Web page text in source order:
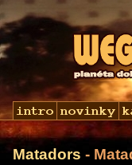
Matadors -